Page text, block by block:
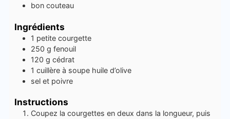
bon couteau
Ingrédients
1 petite courgette
250 g fenouil
120 g cédrat
1 cuillère à soupe huile d’olive
sel et poivre
Instructions
Coupez la courgettes en deux dans la longueur, puis